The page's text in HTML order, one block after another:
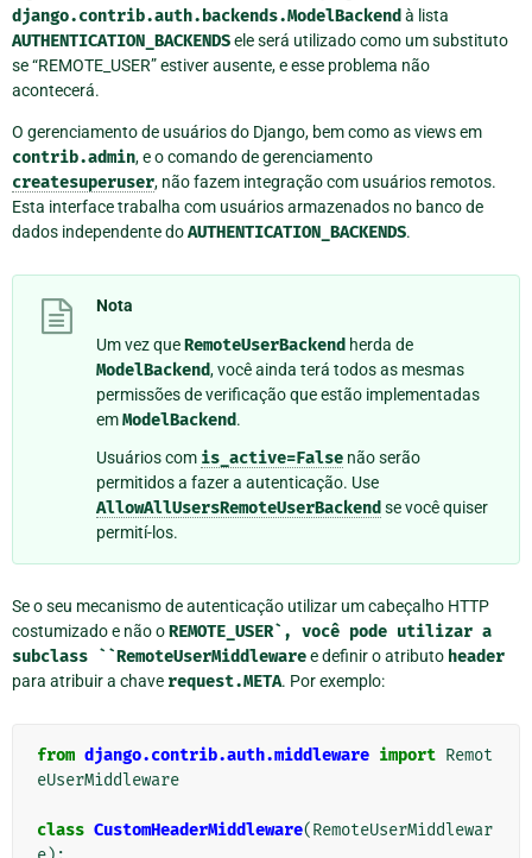
django.contrib.auth.backends.ModelBackend à lista
AUTHENTICATION_BACKENDSele será utilizado como um substituto
se “REMOTE_USER” estiver ausente, e esse problema não
acontecerá.
O gerenciamento de usuários do Django, bem como as views em
contrib.admin, e o comando de gerenciamento
createsuperuser, não fazem integração com usuários remotos.
Esta interface trabalha com usuários armazenados no banco de
dados independente doAUTHENTICATION_BACKENDS.
Nota
Um vez queRemoteUserBackend herda de
ModelBackend, você ainda terá todos as mesmas
permissões de verificação que estão implementadas
emModelBackend.
Usuários com is_active=False não serão
permitidos a fazer a autenticação. Use
AllowAllUsersRemoteUserBackend se você quiser
permití-los.
Se o seu mecanismo de autenticação utilizar um cabeçalho HTTP
costumizado e não oREMOTE_USER`, você pode utilizar a
subclass ``RemoteUserMiddlewaree definir o atributo header
para atribuir a chave request.META. Por exemplo:
from django.contrib.auth.middleware import Remot
eUserMiddleware
class CustomHeaderMiddleware(RemoteUserMiddlewar